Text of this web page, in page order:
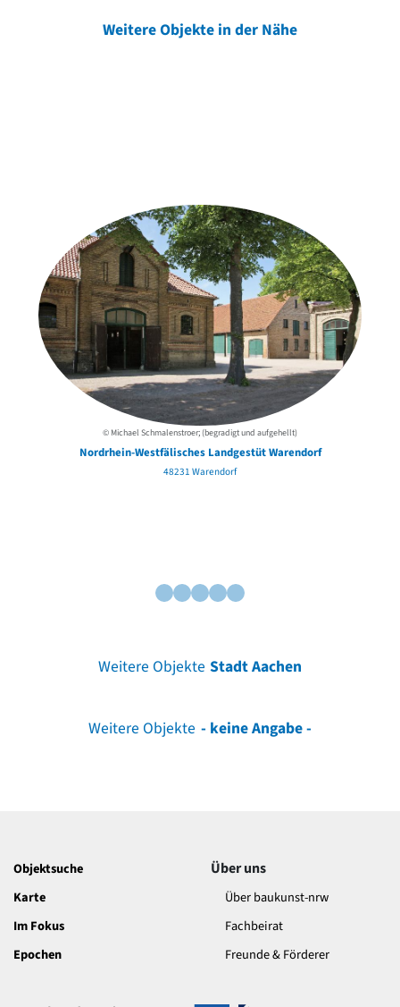
Weitere Objekte in der Nähe
© Michael Schmalenstroer; (begradigt und aufgehellt)
Nordrhein-Westfälisches Landgestüt Warendorf
48231 Warendorf
Weitere Objekte Stadt Aachen
Weitere Objekte - keine Angabe -
Objektsuche
Karte
Im Fokus
Epochen
Über uns
Über baukunst-nrw
Fachbeirat
Freunde & Förderer